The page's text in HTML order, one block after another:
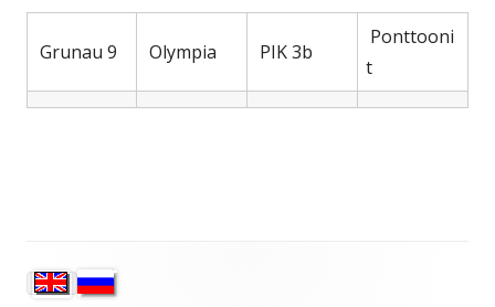
Grunau 9 Olympia PIK 3b
Ponttooni
t
Sivupalkki